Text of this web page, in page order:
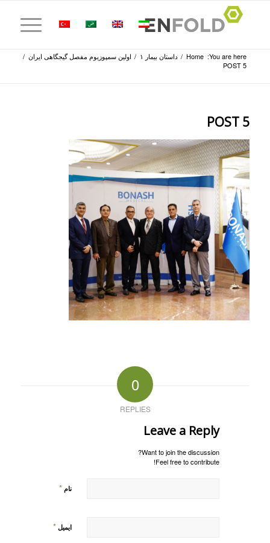
You are here:
Home
/ داستان بیمار ۱ / اولین سمپوزیوم مفصل گیجگاهی ایران /
5 POST
5 POST
0
REPLIES
Leave a Reply
Want to join the discussion?
Feel free to contribute!
نام *
ایمیل *